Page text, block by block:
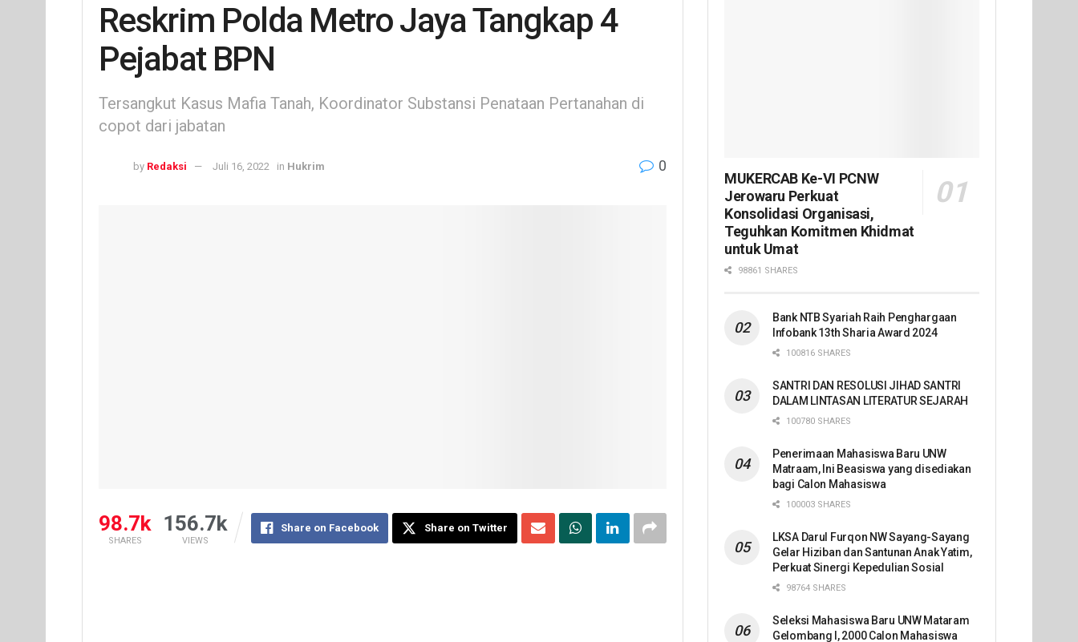
Reskrim Polda Metro Jaya Tangkap 4
Pejabat BPN
Tersangkut Kasus Mafia Tanah, Koordinator Substansi Penataan Pertanahan di
copot dari jabatan
by Redaksi Juli 16, 2022 in Hukrim 0
98.7k
SHARES
156.7k
VIEWS
Share on Facebook Share on Twitter
MUKERCAB Ke-VI PCNW
Jerowaru Perkuat
Konsolidasi Organisasi,
Teguhkan Komitmen Khidmat
untuk Umat
98861 SHARES
Bank NTB Syariah Raih Penghargaan
Infobank 13th Sharia Award 2024
100816 SHARES
SANTRI DAN RESOLUSI JIHAD SANTRI
DALAM LINTASAN LITERATUR SEJARAH
100780 SHARES
Penerimaan Mahasiswa Baru UNW
Matraam, Ini Beasiswa yang disediakan
bagi Calon Mahasiswa
100003 SHARES
LKSA Darul Furqon NW Sayang-Sayang
Gelar Hiziban dan Santunan Anak Yatim,
Perkuat Sinergi Kepedulian Sosial
98764 SHARES
Seleksi Mahasiswa Baru UNW Mataram
Gelombang I, 2000 Calon Mahasiswa